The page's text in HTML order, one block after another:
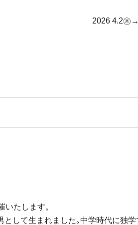
2026 4.2㊍
たします。
して生まれました｡中学時代に独